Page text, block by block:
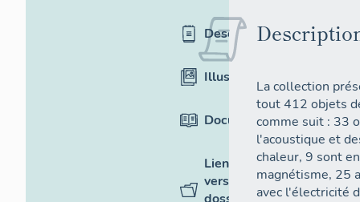
Description
Illustrations
Documentation
Liens
vers des
La collection
tout 412 objets
comme suit : 33
l'acoustique et
chaleur, 9 sont
magnétisme, 25
avec l'électricité